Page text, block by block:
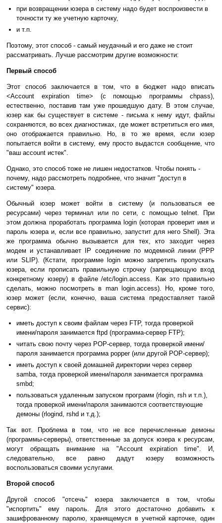
при возвращении юзера в систему надо будет воспроизвести в
точности ту же учетную карточку,
и т.п.
Поэтому, этот способ - самый неудачный и его даже не стоит
рассматривать. Лучше рассмотрим другие возможности:
Первый способ
Этот способ заключается в том, что в бюджет надо вписать
<Account expiration time> (с помощью программы chpass),
естественно, поставив там уже прошедшую дату. В этом случае,
юзер как бы существует в системе - письма к нему идут, файлы
сохраняются, во всех диагностиках, где может встретиться его имя,
оно отображается правильно. Но, в то же время, если юзер
попытается войти в систему, ему просто выдастся сообщение, что
"ваш account истек".
Однако, это способ тоже не лишен недостатков. Чтобы понять -
почему, надо рассмотреть подробнее, что значит "доступ в
систему" юзера.
Обычный юзер может войти в систему (и пользоваться ее
ресурсами) через терминал или по сети, с помощью telnet. При
этом должна проработать программа login (которая проверит имя и
пароль юзера и, если все правильно, запустит для него Shell). Эта
же программа обычно вызывается для тех, кто заходит через
модем и устанавливает IP соединение по модемной линии (PPP
или SLIP). (Кстати, программе login можно запретить пропускать
юзера, если прописать правильную строчку (запрещающую вход
конкретному юзеру) в файле /etc/login.access. Как это правильно
сделать, можно посмотреть в man login.access). Но, кроме того,
юзер может (если, конечно, ваша система предоставляет такой
сервис):
иметь доступ к своим файлам через FTP, тогда проверкой
имени/пароля занимается ftpd (программа-сервер FTP);
читать свою почту через POP-сервер, тогда проверкой имени/
пароля занимается программа popper (или другой РОР-сервер);
иметь доступ к своей домашней директории через сервер
samba, тогда проверкой имени/пароля занимается программа
smbd;
пользоваться удаленным запуском программ (rlogin, rsh и т.п.),
тогда проверкой имени/пароля занимаются соответствующие
демоны (rlogind, rshd и т.д.);
Так вот. Проблема в том, что не все перечисленные демоны
(программы-серверы), ответственные за допуск юзера к ресурсам,
могут обращать внимание на "Account expiration time". И,
следовательно, все равно дадут юзеру возможность
воспользоваться своими услугами.
Второй способ
Другой способ "отсечь" юзера заключается в том, чтобы
"испортить" ему пароль. Для этого достаточно добавить к
зашифрованному паролю, хранящемуся в учетной карточке, один